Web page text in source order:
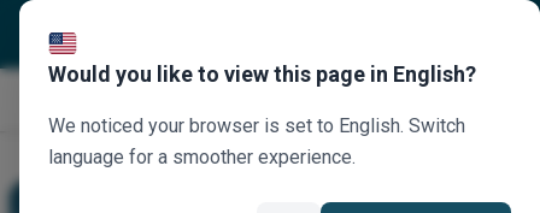
Would you like to view this page in English?
We noticed your browser is set to English. Switch
language for a smoother experience.